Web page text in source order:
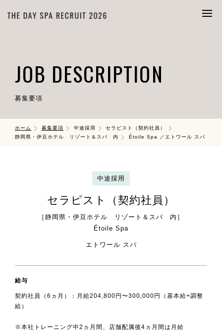
JOB DESCRIPTION
募集要項
ホーム 募集要項 中途採用
セラピスト（契約社員）
静岡県・伊豆ホテル リゾート＆スパ 内
Étoile Spa ／エトワール スパ
中途採用
セラピスト（契約社員）
［静岡県・伊豆ホテル リゾート＆スパ 内］
Étoile Spa
エトワール スパ
給与
契約社員（6ヵ月）：月給204,800円〜300,000円（基本給+調整
給）
※本社トレーニング中2ヵ月間、店舗配属後4ヵ月間は月給